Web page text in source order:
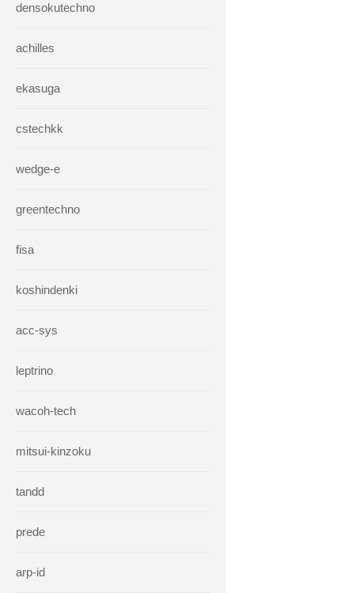
densokutechno
achilles
ekasuga
cstechkk
wedge-e
greentechno
fisa
koshindenki
acc-sys
leptrino
wacoh-tech
mitsui-kinzoku
tandd
prede
arp-id